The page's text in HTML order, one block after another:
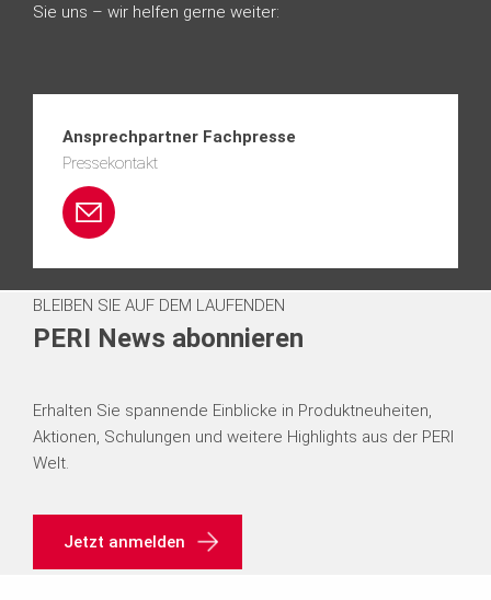
Sie uns – wir helfen gerne weiter:
Ansprechpartner Fachpresse
Pressekontakt
e
r
p
BLEIBEN SIE AUF DEM LAUFENDEN
PERI News abonnieren
Erhalten Sie spannende Einblicke in Produktneuheiten,
Aktionen, Schulungen und weitere Highlights aus der PERI
Welt.
Jetzt anmelden